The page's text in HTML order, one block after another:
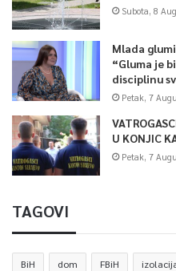
Subota, 8
Mlada
“Gluma je
disciplinu
Petak, 7
U KONJIC
Petak, 7
TAGOVI
BiH dom FBiH